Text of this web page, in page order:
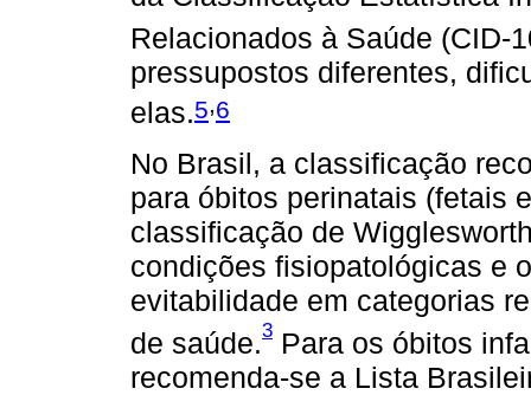
Relacionados à Saúde (CID-
pressupostos diferentes,
elas.5,6
No Brasil, a classificação
para óbitos perinatais (fetais
classificação de
condições fisiopatológicas e
evitabilidade em categorias
de saúde.3 Para os óbitos
recomenda-se a Lista